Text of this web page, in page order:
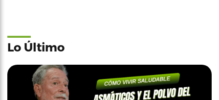
Lo Último